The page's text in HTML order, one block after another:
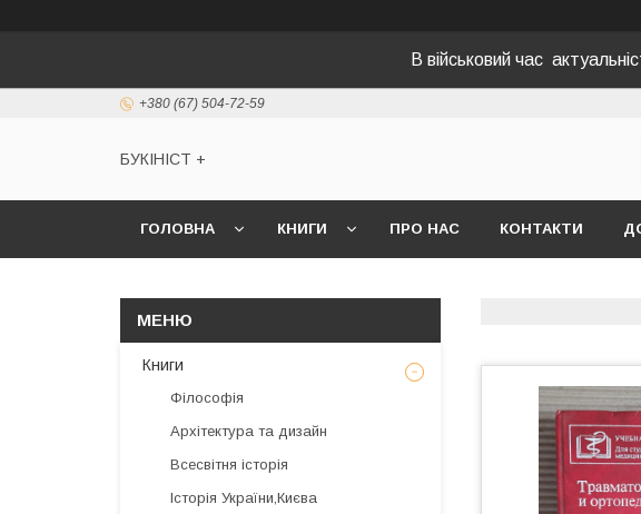
В військовий час
+380 (67) 504-72-59
БУКІНІСТ +
ГОЛОВНА КНИГИ ПРО НАС КОНТАКТИ
Книги
Філософія
Архітектура та дизайн
Всесвітня історія
Історія України,Києва